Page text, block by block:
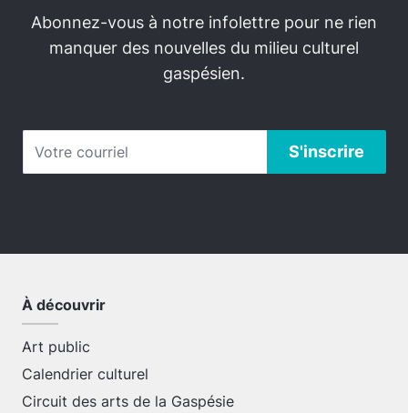
Abonnez-vous à notre infolettre pour ne rien
manquer des nouvelles du milieu culturel
gaspésien.
À découvrir
Art public
Calendrier culturel
Circuit des arts de la Gaspésie